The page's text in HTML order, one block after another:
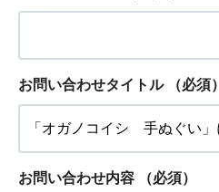
お問い合わせタイトル （必須）
お問い合わせ内容 （必須）